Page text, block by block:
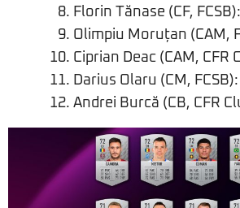
Florin Tănase (CF,
Olimpiu Moruțan (CAM,
Ciprian Deac (CAM, CFR
Darius Olaru (CM, FCSB):
Andrei Burcă (CB, CFR